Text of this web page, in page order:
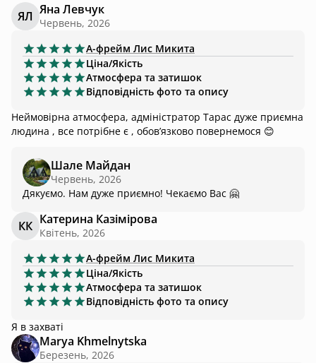
ЯЛ Яна Левчук
Червень, 2026
А-фрейм Лис Микита
Ціна/Якість
Атмосфера та затишок
Відповідність фото та опису
Неймовірна атмосфера, адміністратор Тарас дуже приємна
людина , все потрібне є , обов’язково повернемося 😊
Шале Майдан
Червень, 2026
Дякуємо. Нам дуже приємно! Чекаємо Вас 🤗
КК Катерина Казімірова
Квітень, 2026
А-фрейм Лис Микита
Ціна/Якість
Атмосфера та затишок
Відповідність фото та опису
Я в захваті
Marya Khmelnytska
Березень, 2026